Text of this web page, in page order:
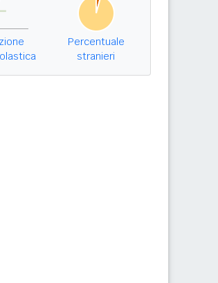
Percentuale
stranieri